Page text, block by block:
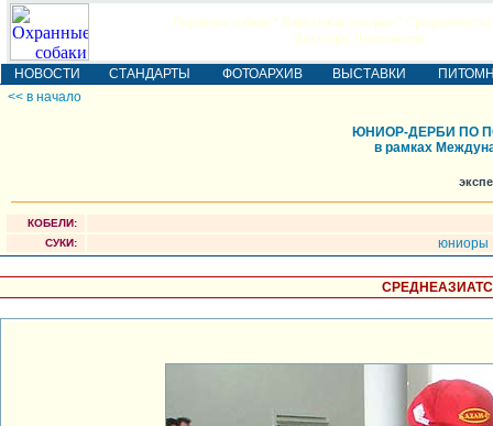
Охранные собаки * Кавказская овчарка *
Выставки, Чемпионаты
НОВОСТИ СТАНДАРТЫ ФОТОАРХИВ ВЫСТАВКИ
<< в начало
ЮНИОР-ДЕРБИ ПО
в рамках
КОБЕЛИ:
СУКИ:
юниоры